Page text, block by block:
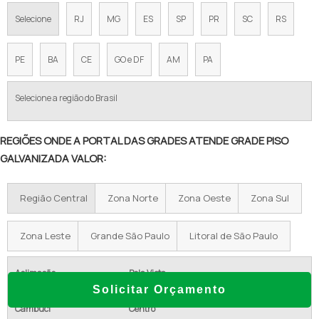
Solicitar Orçamento
GRADE PISO GALVANIZADA PREÇO
PREÇO GRADIL DE FERRO
GRADIL PARA CERCAMENTO PREÇO
GRADIL DE ALUMÍNIO PREÇO
GRADIL DE ALUMÍNIO E VIDRO
GRADIL DE ALUMÍNIO EM PE
GRADIL ALUMINIO BRANCO SP
Selecione RJ MG ES SP PR SC RS
PE BA CE GO e DF AM PA
Selecione a região do Brasil
REGIÕES ONDE A PORTAL DAS GRADES ATENDE GRADE PISO
GALVANIZADA VALOR:
Região Central Zona Norte Zona Oeste Zona Sul
Zona Leste Grande São Paulo Litoral de São Paulo
Aclimação
Bela Vista
Brás
Cambuci
Centro